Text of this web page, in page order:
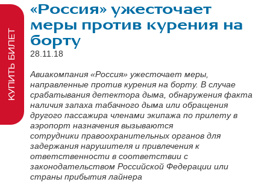
«Россия» ужесточает
меры против курения на
борту
28.11.18
Авиакомпания «Россия» ужесточает меры,
направленные против курения на борту. В случае
срабатывания детектора дыма, обнаружения факта
наличия запаха табачного дыма или обращения
другого пассажира членами экипажа по прилету в
аэропорт назначения вызываются
сотрудники правоохранительных органов для
задержания нарушителя и привлечения к
ответственности в соответствии с
законодательством Российской Федерации или
страны прибытия лайнера
КУПИТЬ БИЛЕТ